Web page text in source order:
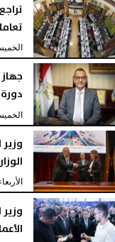
الخميس، 30
الخميس، 30
الأربعاء، 29